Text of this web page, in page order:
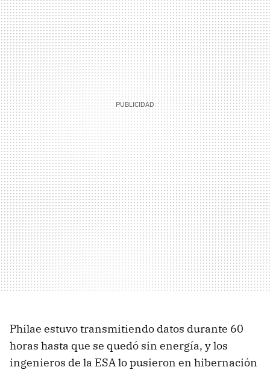
Philae estuvo transmitiendo datos durante 60
horas hasta que se quedó sin energía, y los
ingenieros de la ESA lo pusieron en hibernación